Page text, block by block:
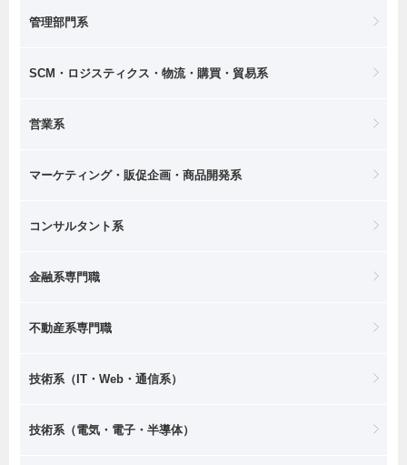
管理部門系
SCM・ロジスティクス・物流・購買・貿易系
営業系
マーケティング・販促企画・商品開発系
コンサルタント系
金融系専門職
不動産系専門職
技術系（IT・Web・通信系）
技術系（電気・電子・半導体）